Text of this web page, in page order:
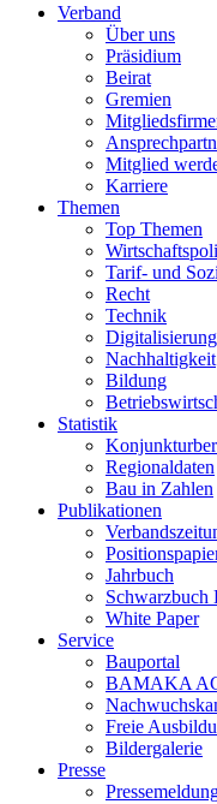
Verband
Über uns
Präsidium
Beirat
Gremien
Mitglied
Karriere
Themen
Top Themen
Tarif- und
Recht
Technik
Digitalisierung
Nachhaltigkeit
Bildung
Statistik
Regionaldaten
Bau in Zahlen
Publikationen
Jahrbuch
Schwarzbuch
White Paper
Service
Bauportal
BAMAKA
Freie
Bildergalerie
Presse